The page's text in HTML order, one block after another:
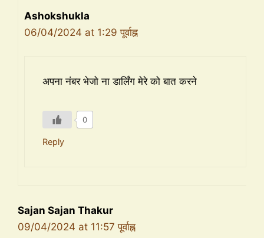
Ashokshukla
06/04/2024 at 1:29 पूर्वाह्न
अपना नंबर भेजो ना डार्लिंग मेरे को बात करने
0
Reply
Sajan Sajan Thakur
09/04/2024 at 11:57 पूर्वाह्न